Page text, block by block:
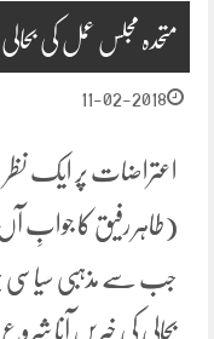
متحدہ مجلس عمل کی بحالی
11-02-2018
اعتراضات پر ایک نظر
(طاہر رفیق کا جوابِ
جب سے مذہبی سیاسی
بحالی کی خبریں آنا